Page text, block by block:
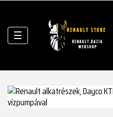
Váltás
a
navigációhoz
☰